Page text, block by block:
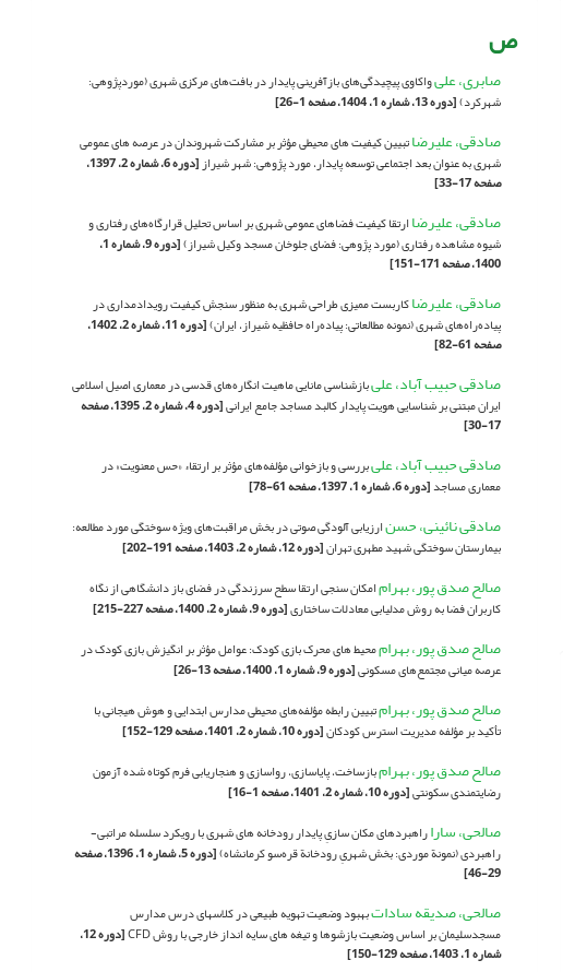
ص
صابری، علیواکاوی پیچیدگی‌های بازآفرینی پایدار در بافت‌های مرکزی شهری (موردپژوهی:
شهرکرد)[دوره 13، شماره 1، 1404، صفحه 1-26]
صادقی، علیرضاتبیین کیفیت های محیطی مؤثر بر مشارکت شهروندان در عرصه های عمومی
شهری به عنوان بعد اجتماعی توسعه پایدار، مورد پژوهی: شهر شیراز
[دوره 6، شماره 2، 1397،
صفحه 17-33]
صادقی، علیرضاارتقا کیفیت فضاهای عمومی شهری بر اساس تحلیل قرارگاه‌های رفتاری و
شیوه مشاهده رفتاری (مورد پژوهی: فضای جلوخان مسجد وکیل شیراز)
[دوره 9، شماره 1،
1400، صفحه 171-151]
صادقی، علیرضاکاربست ممیزی طراحی شهری به منظور سنجش کیفیت رویدادمداری در
پیاده‌راه‌های شهری (نمونه مطالعاتی: پیاده‌راه حافظیه شیراز، ایران)
[دوره 11، شماره 2، 1402،
صفحه 61-82]
صادقی حبیب آباد، علیبازشناسی مانایی ماهیت انگاره‌های قدسی در معماری اصیل اسلامی
ایران مبتنی بر شناسایی هویت پایدار کالبد مساجد جامع ایرانی
[دوره 4، شماره 2، 1395، صفحه
17-30]
صادقی حبیب آباد، علیبررسی و بازخوانی مؤلفه‌های مؤثر بر ارتقاء «حس معنویت» در
معماری مساجد[دوره 6، شماره 1، 1397، صفحه 61-78]
صادقی نائینی، حسنارزیابی آلودگی صوتی در بخش مراقبت‌های ویژه سوختگی مورد مطالعه:
بیمارستان سوختگی شهید مطهری تهران[دوره 12، شماره 2، 1403، صفحه 191-202]
صالح صدق پور، بهرامامکان سنجی ارتقا سطح سرزندگی در فضای باز دانشگاهی از نگاه
کاربران فضا به روش مدلیابی معادلات ساختاری[دوره 9، شماره 2، 1400، صفحه 227-215]
صالح صدق پور، بهراممحیط های محرک بازی کودک: عوامل مؤثر بر انگیزش بازی کودک در
عرصه میانی مجتمع‌های‌ مسکونی[دوره 9، شماره 1، 1400، صفحه 13-26]
صالح صدق پور، بهرامتبیین رابطه مؤلفه‌های محیطی مدارس ابتدایی و هوش هیجانی با
تأکید بر مؤلفه مدیریت استرس کودکان[دوره 10، شماره 2، 1401، صفحه 129-152]
صالح صدق پور، بهرامبازساخت، پایاسازی، رواسازی و هنجاریابی فرم کوتاه شده آزمون
رضایتمندی سکونتی[دوره 10، شماره 2، 1401، صفحه 1-16]
صالحی، ساراراهبردهای مکان سازیِ پایدار رودخانه های شهری با رویکرد سلسله مراتبی-
راهبردی (نمونة موردی: بخش شهریِ رودخانة قره‌سو کرمانشاه)
[دوره 5، شماره 1، 1396، صفحه
29-46]
صالحی، صدیقه ساداتبهبود وضعیت تهویه طبیعی در کلاسهای درس مدارس
مسجدسلیمان بر اساس وضعیت بازشوها و تیغه های سایه انداز خارجی با روش CFD
[دوره 12،
شماره 1، 1403، صفحه 129-150]